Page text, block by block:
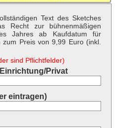
Text des Sketches
Recht zur bühnenmäßigen
Jahres ab Kaufdatum für
Preis von 9,99 Euro (inkl.
sind Pflichtfelder)
Privat
eintragen)